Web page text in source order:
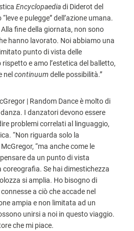
Encyclopaediadi Diderot del
e pulegge” dell’azione umana.
fine della giornata, non sono
hanno lavorato. Noi abbiamo una
punto di vista delle
e amo l’estetica del balletto,
nel continuum delle possibilità.”
| Random Dance è molto di
danza. I danzatori devono essere
problemi correlati al linguaggio,
“Non riguarda solo la
“ma anche come le
da un punto di vista
Se hai dimestichezza
si amplia. Ho bisogno di
a ciò che accade nel
ampia e non limitata ad un
unirsi a noi in questo viaggio.
che mi piace.